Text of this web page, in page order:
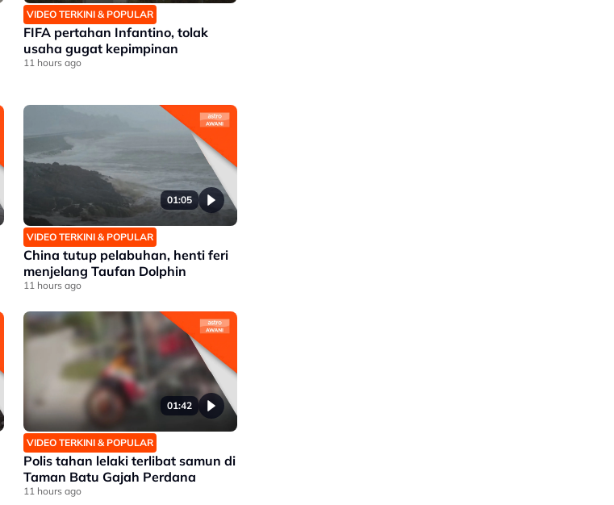
VIDEO TERKINI & POPULAR
FIFA pertahan Infantino, tolak
usaha gugat kepimpinan
11 hours ago
01:05
VIDEO TERKINI & POPULAR
China tutup pelabuhan, henti feri
menjelang Taufan Dolphin
11 hours ago
01:42
VIDEO TERKINI & POPULAR
Polis tahan lelaki terlibat samun di
Taman Batu Gajah Perdana
11 hours ago